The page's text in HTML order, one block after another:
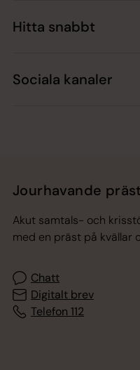
Hitta snabbt
Sociala kanaler
Jourhavande präst
Akut samtals- och
med en präst på kvällar
Chatt
Digitalt brev
Telefon 112